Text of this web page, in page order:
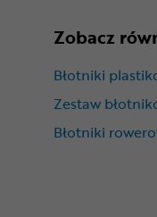
Zobacz
Błotniki
Zestaw
Błotniki